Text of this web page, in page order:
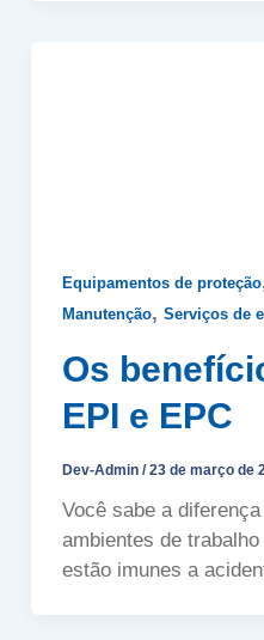
Equipamentos de proteção
Manutenção, Serviços de
Os
EPI e EPC
Dev-Admin /23 de março de
Você sabe a
ambientes de
estão imunes a